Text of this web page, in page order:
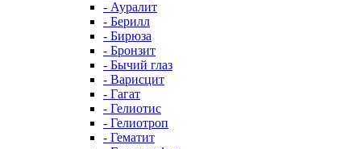
- Ауралит
- Берилл
- Бирюза
- Бронзит
- Бычий глаз
- Варисцит
- Гагат
- Гелиотис
- Гелиотроп
- Гематит